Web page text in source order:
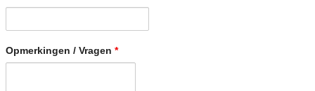
Opmerkingen / Vragen *